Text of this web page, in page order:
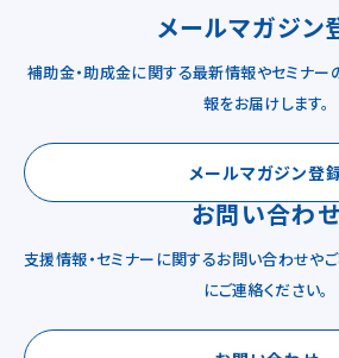
国際経済交流センター
支援グループ
メールマガジン
補助金・助成金に関する最新情報やセミナー
報をお届けします。
メールマガジン登
お問い合わ
支援情報・セミナーに関するお問い合わせや
にご連絡ください。